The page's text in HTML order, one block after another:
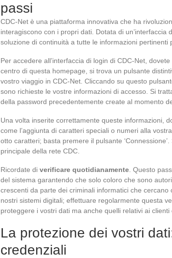
passi
CDC-Net è una piattaforma innovativa che ha
interagiscono con i propri dati. Dotata di un’interfaccia
soluzione di continuità a tutte le informazioni pertinenti
Per accedere all’interfaccia di login di CDC-Net,
centro di questa homepage, si trova un pulsante
vostro viaggio in CDC-Net. Cliccando su questo
sono richieste le vostre informazioni di accesso. Si
della password precedentemente create al momento
Una volta inserite correttamente queste informazioni,
come l’aggiunta di caratteri speciali o numeri alla
otto caratteri; basta premere il pulsante
principale della rete CDC.
Ricordate di verificare quotidianamente . Questo
del sistema garantendo che solo coloro che sono
crescenti da parte dei criminali informatici che
nostri sistemi digitali; effettuare regolarmente questa
proteggere i vostri dati ma anche quelli relativi ai
La protezione dei vostri
credenziali